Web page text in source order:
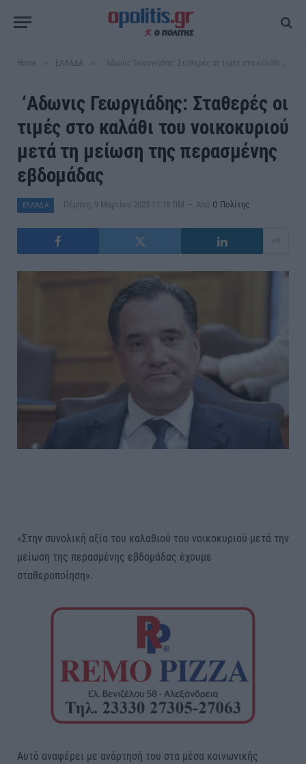
Home ΕΛΛΑΔΑ ‘Αδωνις Γεωργιάδης: Σταθερές οι τιμές στο καλάθι του νοικοκυριού μετά τη μείωση της περασμένης εβδομάδας
‘Αδωνις Γεωργιάδης: Σταθερές οι
τιμές στο καλάθι του νοικοκυριού
μετά τη μείωση της περασμένης
εβδομάδας
ΕΛΛΑΔΑ Πέμπτη, 9 Μαρτίου 2023 11:18 ΠΜ Από Ο Πολίτης
«Στην συνολική αξία του καλαθιού του νοικοκυριού μετά την
μείωση της περασμένης εβδομάδας έχουμε
σταθεροποίηση».
Αυτό αναφέρει με ανάρτησή του στα μέσα κοινωνικής